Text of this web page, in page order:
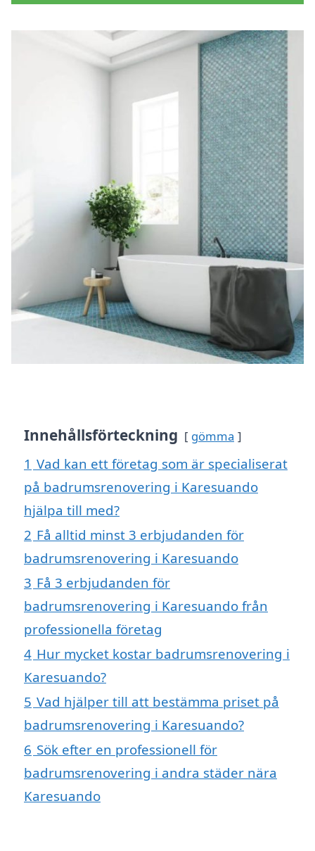
Innehållsförteckning gömma
1 Vad kan ett företag som är specialiserat
på badrumsrenovering i Karesuando
hjälpa till med?
2 Få alltid minst 3 erbjudanden för
badrumsrenovering i Karesuando
3 Få 3 erbjudanden för
badrumsrenovering i Karesuando från
professionella företag
4 Hur mycket kostar badrumsrenovering i
Karesuando?
5 Vad hjälper till att bestämma priset på
badrumsrenovering i Karesuando?
6 Sök efter en professionell för
badrumsrenovering i andra städer nära
Karesuando